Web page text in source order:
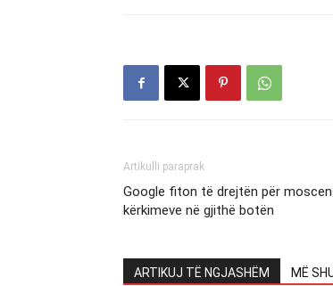
Artikulli paraprak
Google fiton të drejtën për
kërkimeve në gjithë botën
ARTIKUJ TË NGJASHËM MË